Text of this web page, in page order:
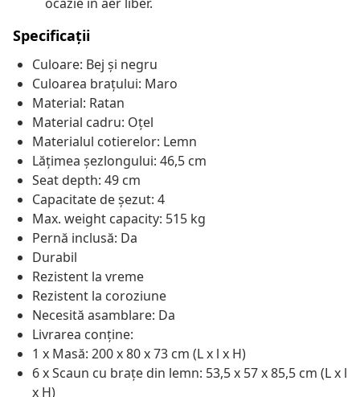
Specificații
Culoare: Bej și negru
Culoarea brațului: Maro
Material: Ratan
Material cadru: Oțel
Materialul cotierelor: Lemn
Lățimea șezlongului: 46,5 cm
Seat depth: 49 cm
Capacitate de șezut: 4
Max. weight capacity: 515 kg
Pernă inclusă: Da
Durabil
Rezistent la vreme
Rezistent la coroziune
Necesită asamblare: Da
Livrarea conține:
1 x Masă: 200 x 80 x 73 cm (L x l x H)
6 x Scaun cu brațe din lemn: 53,5 x 57 x 85,5 cm (L x l
x H)